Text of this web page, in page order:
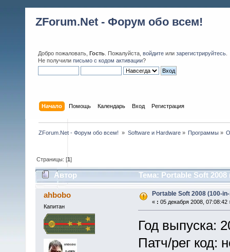
ZForum.Net - Форум обо всем!
Добро пожаловать, Гость . Пожалуйста, войдите или зарегистрируйтесь
Не получили письмо с кодом активации?
Начало Помощь Календарь Вход Регистрация
ZForum.Net - Форум обо всем! » Software и Hardware» Программы»
Страницы: [1]
Автор Тема: Portable Soft 2008
ahbobo
Капитан
Portable Soft 2008 (100-
« : 05 декабря 2008, 07:08:42
Год выпуска:
Патч/рег код: